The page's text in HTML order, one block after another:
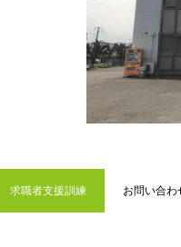
求職者支援訓練 お問い合わ